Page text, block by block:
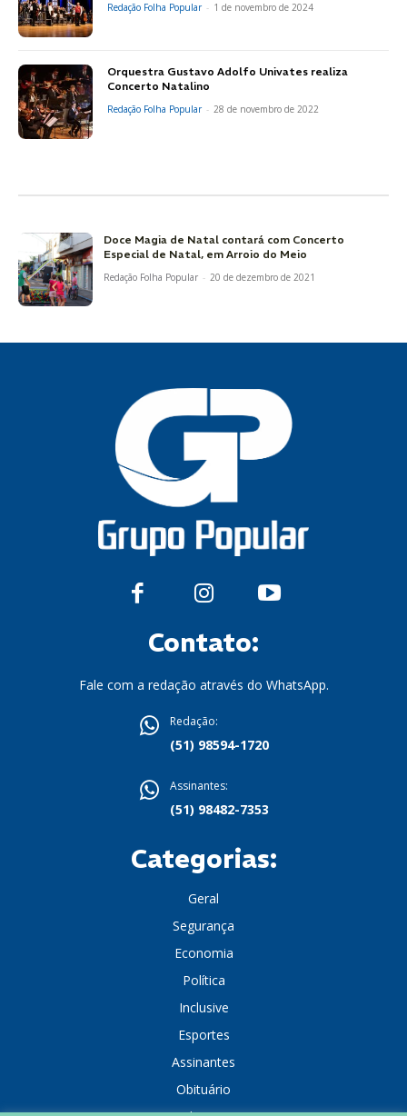
Redação Folha Popular - 1 de novembro de 2024
Orquestra Gustavo Adolfo Univates realiza
Concerto Natalino
Redação Folha Popular - 28 de novembro de 2022
Doce Magia de Natal contará com Concerto
Especial de Natal, em Arroio do Meio
Redação Folha Popular - 20 de dezembro de 2021
Contato:
Fale com a redação através do WhatsApp.
Redação:
(51) 98594-1720
Assinantes:
(51) 98482-7353
Categorias:
Geral
Segurança
Economia
Política
Inclusive
Esportes
Assinantes
Obituário